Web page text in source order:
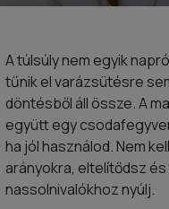
A túlsúly nem egyik
tűnik el varázsütésre
döntésből áll össze. A
együtt egy
ha jól használod. Nem
arányokra, eltelítődsz
nassolnivalókhoz nyúlj.